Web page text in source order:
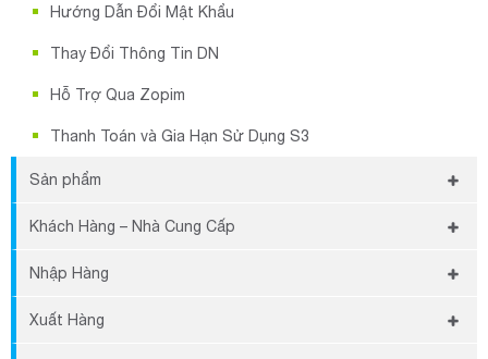
Hướng Dẫn Đổi Mật Khẩu
Thay Đổi Thông Tin DN
Hỗ Trợ Qua Zopim
Thanh Toán và Gia Hạn Sử Dụng S3
Sản phẩm
Tạo Sản Phẩm Mới
Nhập Danh Mục Hàng Bằng File Excel
Khách Hàng – Nhà Cung Cấp
Tạo Nhà Cung Cấp Mới
Chỉnh Sửa / Xóa Thông Tin Nhà Cung Cấp
Nhập Hàng
Nhập Hàng Từ Nhà Cung Cấp
Xuất Hàng